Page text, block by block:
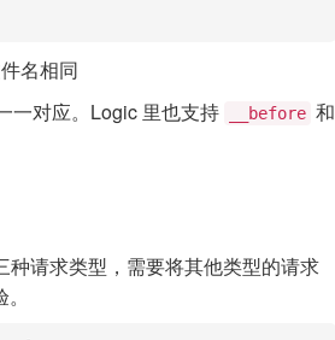
名相同
一对应。Logic 里也支持
__before 和
请求类型，需要将其他类型的请求